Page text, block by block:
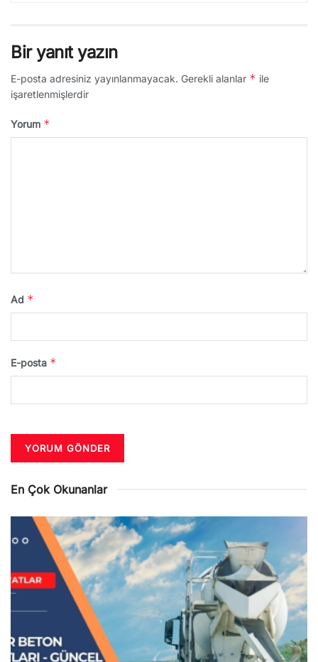
Bir yanıt yazın
E-posta adresiniz yayınlanmayacak. Gerekli alanlar * ile
işaretlenmişlerdir
Yorum *
Ad *
E-posta *
En Çok Okunanlar